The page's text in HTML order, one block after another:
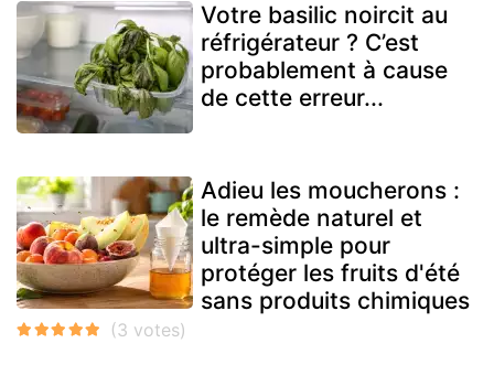
Votre basilic noircit au
réfrigérateur ? C’est
probablement à cause
de cette erreur...
Adieu les moucherons :
le remède naturel et
ultra-simple pour
protéger les fruits d'été
sans produits chimiques